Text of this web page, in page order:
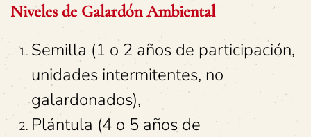
Niveles de Galardón Ambiental
Semilla (1 o 2 años de participación,
unidades intermitentes, no
galardonados),
Plántula (4 o 5 años de